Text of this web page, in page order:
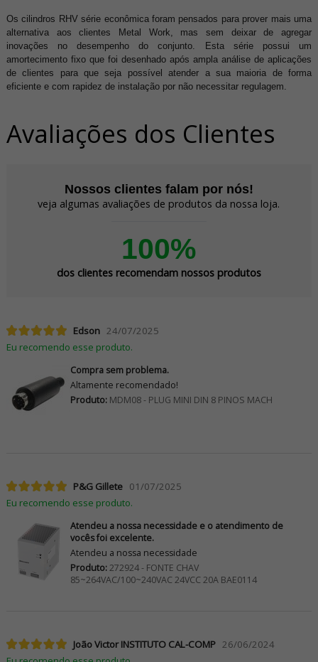
Os cilindros RHV série econômica foram pensados para prover mais uma
alternativa aos clientes Metal Work, mas sem deixar de agregar
inovações no desempenho do conjunto. Esta série possui um
amortecimento fixo que foi desenhado após ampla análise de aplicações
de clientes para que seja possível atender a sua maioria de forma
eficiente e com rapidez de instalação por não necessitar regulagem.
Avaliações dos Clientes
Nossos clientes falam por nós!
veja algumas avaliações de produtos da nossa loja.
100%
dos clientes recomendam nossos produtos
Edson 24/07/2025
Eu recomendo esse produto.
Compra sem problema.
Altamente recomendado!
Produto:MDM08 - PLUG MINI DIN 8 PINOS MACH
P&G Gillete 01/07/2025
Eu recomendo esse produto.
Atendeu a nossa necessidade e o atendimento de
vocês foi excelente.
Atendeu a nossa necessidade
Produto:272924 - FONTE CHAV
85~264VAC/100~240VAC 24VCC 20A BAE0114
João Victor INSTITUTO CAL-COMP 26/06/2024